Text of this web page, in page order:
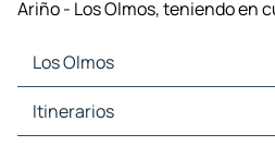
Ariño - Los Olmos, teniendo en
Los Olmos
Los Olmos Mapas Planos
Los Olmos Trafico
Itinerarios